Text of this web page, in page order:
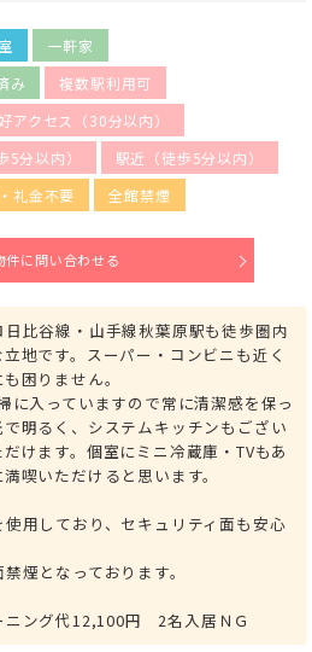
一軒家
み
複数駅利用可
アクセス（30分以内）
分以内）
駅近（徒歩5分以内）
礼金不要 全館禁煙
件に問い合わせる
比谷線・山手線秋葉原駅も徒歩圏内
地です。スーパー・コンビニも近く
困りません。
に入っていますので常に清潔感を保っ
明るく、システムキッチンもござい
けます。個室にミニ冷蔵庫・TVもあ
喫いただけると思います。
しており、セキュリティ面も安心
となっております。
ニング代12,100円 2名入居ＮＧ